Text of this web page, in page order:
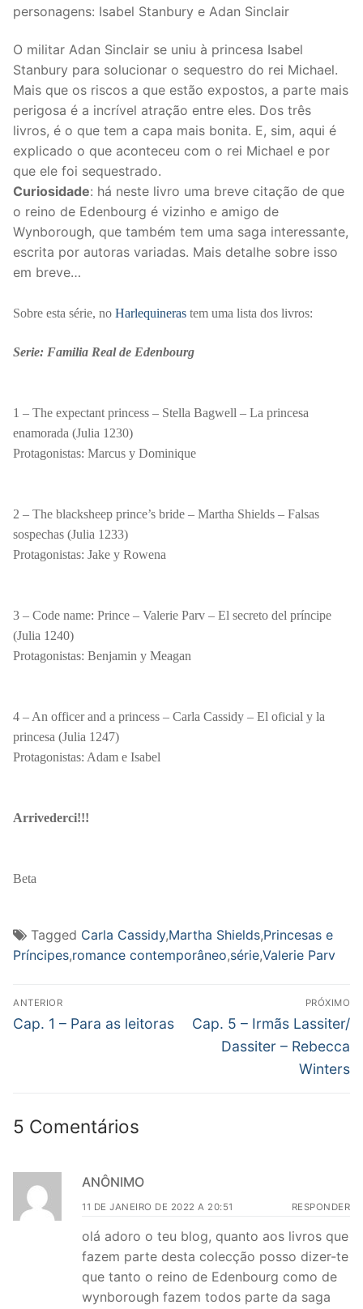
personagens: Isabel Stanbury e Adan Sinclair
O militar Adan Sinclair se uniu à princesa Isabel
Stanbury para solucionar o sequestro do rei Michael.
Mais que os riscos a que estão expostos, a parte mais
perigosa é a incrível atração entre eles. Dos três
livros, é o que tem a capa mais bonita. E, sim, aqui é
explicado o que aconteceu com o rei Michael e por
que ele foi sequestrado.
Curiosidade: há neste livro uma breve citação de que
o reino de Edenbourg é vizinho e amigo de
Wynborough, que também tem uma saga interessante,
escrita por autoras variadas. Mais detalhe sobre isso
em breve…
Sobre esta série, no Harlequineras tem uma lista dos livros:
Serie: Familia Real de Edenbourg
1 – The expectant princess – Stella Bagwell – La princesa
enamorada (Julia 1230)
Protagonistas: Marcus y Dominique
2 – The blacksheep prince’s bride – Martha Shields – Falsas
sospechas (Julia 1233)
Protagonistas: Jake y Rowena
3 – Code name: Prince – Valerie Parv – El secreto del príncipe
(Julia 1240)
Protagonistas: Benjamin y Meagan
4 – An officer and a princess – Carla Cassidy – El oficial y la
princesa (Julia 1247)
Protagonistas: Adam e Isabel
Arrivederci!!!
Beta
Tagged Carla Cassidy,Martha Shields,Princesas e
Príncipes,romance contemporâneo,série,Valerie Parv
Navegação
de
ANTERIOR
Post
Cap. 1 – Para as leitoras
PRÓXIMO
Próximo
Cap. 5 – Irmãs Lassiter/
Dassiter – Rebecca
Winters
5 Comentários
ANÔNIMO
11 DE JANEIRO DE 2022 A 20:51 RESPONDER
olá adoro o teu blog, quanto aos livros que
fazem parte desta colecção posso dizer-te
que tanto o reino de Edenbourg como de
wynborough fazem todos parte da saga